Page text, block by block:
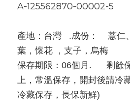
A-125562870-00002-5
產地：台灣   .成份：    薏仁
葉，懷花 ，支子，烏梅
保存期限：06個月.      剩餘
上，常溫保存，開封後請冷
冷藏保存，長保新鮮)